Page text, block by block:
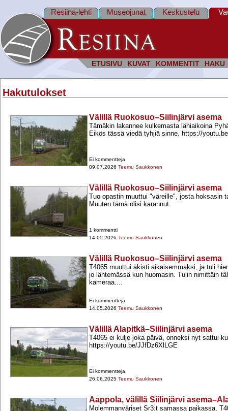
ETUSIVU KUVAT KOMMENTIT HAKU
Resiina-lehti Museojunat Keskustelu
Hakutulokset
Välillä Ruokosuo–Siilinjärvi asema
Tämäkin lakannee kulkemasta lähiaikoina
Eikös tässä viedä tyhjiä sinne. https://
Ei kommentteja
09.07.2026 Teemu Saukkonen
Välillä Ruokosuo–Siilinjärvi asema
Tuo opastin muuttui "väreille", josta hoksasin
Muuten tämä olisi karannut.
1 kommentti
14.05.2026 Teemu Saukkonen
Välillä Ruokosuo–Siilinjärvi asema
T4065 muuttui äkisti aikaisemmaksi, ja tuli
jo lähtemässä kun huomasin. Tulin nimittäin
kameraa....
Ei kommentteja
14.05.2026 Teemu Saukkonen
Välillä Alapitkä–Siilinjärvi asema
T4065 ei kulje joka päivä, onneksi nyt sattui
https://youtu.be/JJfDz6XlLGE
Ei kommentteja
26.06.2025 Teemu Saukkonen
Aappola, välillä Siilinjärvi
Molemmanväriset Sr3:t samassa paikassa,